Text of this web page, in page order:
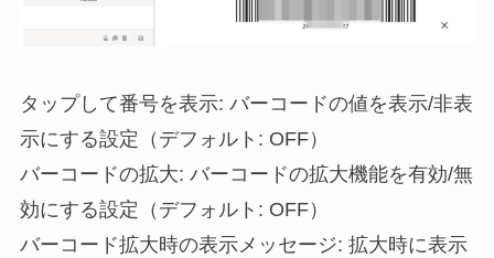
タップして番号を表示: バーコードの値を表示/非表
示にする設定（デフォルト: OFF）
バーコードの拡大: バーコードの拡大機能を有効/無
効にする設定（デフォルト: OFF）
バーコード拡大時の表示メッセージ: 拡大時に表示